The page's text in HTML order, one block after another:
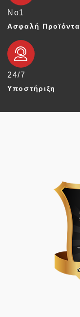
Νο1
Ασφαλή Προϊόντα
24/7
Υποστήριξη